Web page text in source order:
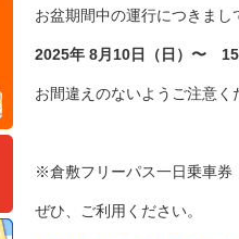
お盆期間中の運行につきまし
2025年 8月10日（日 ）〜 15
お間違えのないようご注意く
※倉敷フリーパス一日乗車券
ぜひ、ご利用ください。